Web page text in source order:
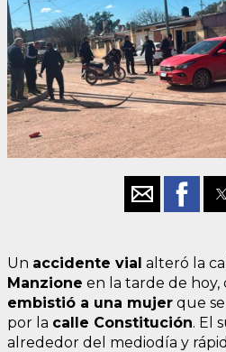
Un accidente vial alteró la
Manzione en la tarde de
embistió a una mujer que
por la calle Constitución. El
alrededor del mediodía y